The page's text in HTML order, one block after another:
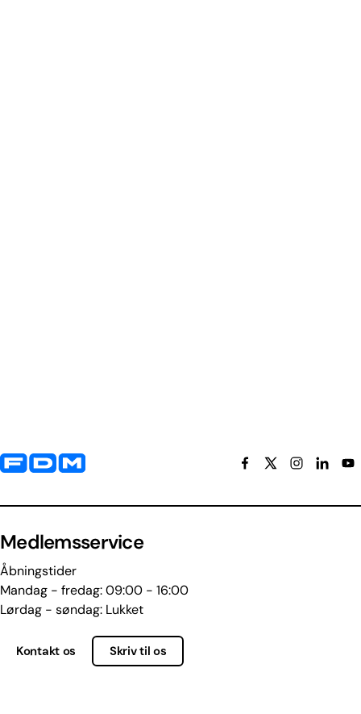
Yderligere information og kontaktoplysninger
Medlemsservice
Åbningstider
Mandag - fredag: 09:00 - 16:00
Lørdag - søndag: Lukket
Kontakt os Skriv til os